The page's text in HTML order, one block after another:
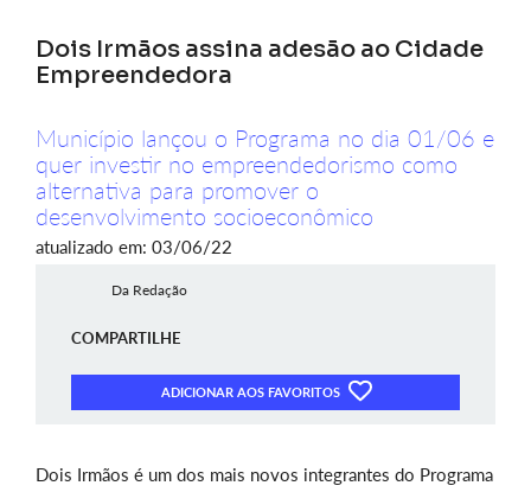
Dois Irmãos assina adesão ao Cidade
Empreendedora
Município lançou o Programa no dia 01/06 e
quer investir no empreendedorismo como
alternativa para promover o
desenvolvimento socioeconômico
atualizado em: 03/06/22
Da Redação
COMPARTILHE
ADICIONAR AOS FAVORITOS
Dois Irmãos é um dos mais novos integrantes do Programa